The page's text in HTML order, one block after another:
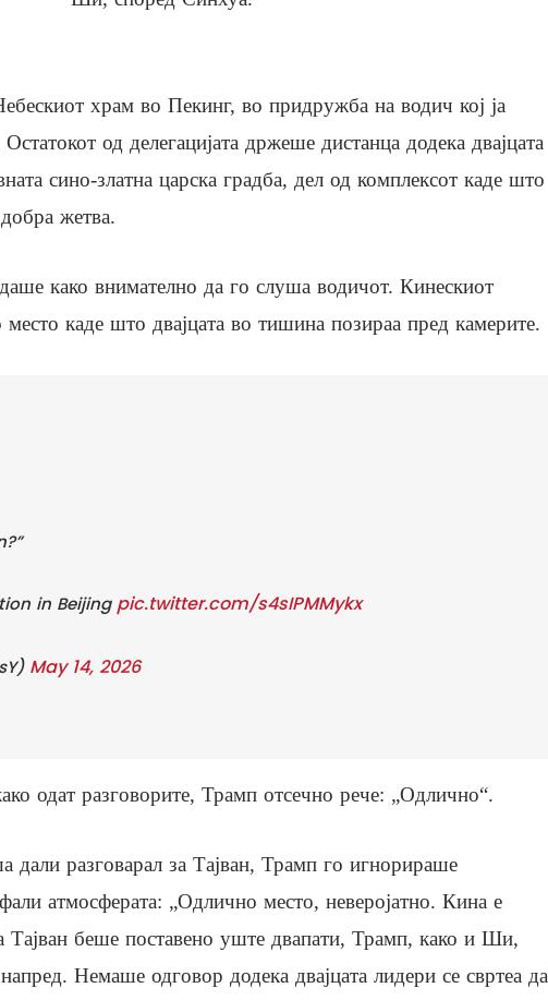
храм во Пекинг, во придружба на водич кој ја
Остатокот од делегацијата држеше дистанца додека двајцата
сино-златна царска градба, дел од комплексот каде што
жетва.
како внимателно да го слуша водичот. Кинескиот
место каде што двајцата во тишина позираа пред камерите.
in Beijing pic.twitter.com/s4sIPMMykx
May 14, 2026
одат разговорите, Трамп отсечно рече: „Одлично“.
дали разговарал за Тајван, Трамп го игнорираше
атмосферата: „Одлично место, неверојатно. Кина е
Тајван беше поставено уште двапати, Трамп, како и Ши,
Немаше одговор додека двајцата лидери се свртеа да